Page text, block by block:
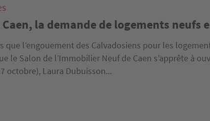
Caen, la demande de logements neufs
que l’engouement des Calvadosiens pour les
le Salon de l’Immobilier Neuf de Caen s’apprête à
octobre), Laura Dubuisson...